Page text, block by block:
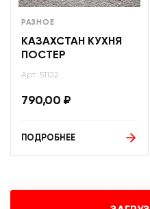
РАЗНОЕ
КАЗАХСТАН КУХНЯ
ПОСТЕР
Арт: 51122
790,00 ₽
ПОДРОБНЕЕ